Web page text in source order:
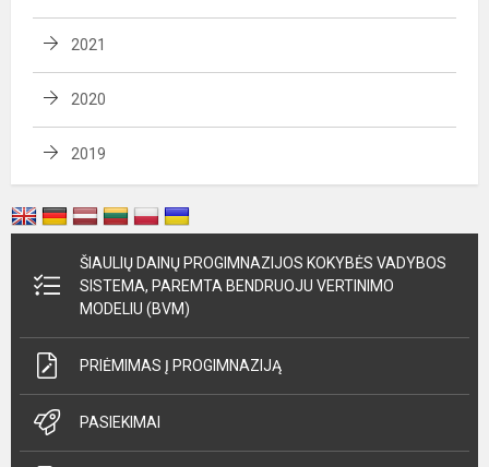
2021
2020
2019
ŠIAULIŲ DAINŲ PROGIMNAZIJOS KOKYBĖS VADYBOS
SISTEMA, PAREMTA BENDRUOJU VERTINIMO
MODELIU (BVM)
PRIĖMIMAS Į PROGIMNAZIJĄ
PASIEKIMAI